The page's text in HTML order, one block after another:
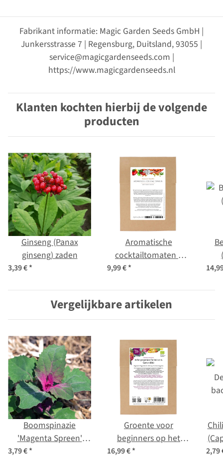
Fabrikant informatie: Magic Garden Seeds GmbH |
Junkersstrasse 7 | Regensburg, Duitsland, 93055 |
service@magicgardenseeds.com |
https://www.magicgardenseeds.nl
Klanten kochten hierbij de volgende
producten
Ginseng (Panax
ginseng) zaden
3,39 €*
Aromatische
cocktailtomaten –
9,99 €*
Vergelijkbare artikelen
Boomspinazie
'Magenta Spreen'
(Chenopodium
3,79 €*
Groente voor
beginners op het
balkon en in de tuin
16,99 €* 2,79